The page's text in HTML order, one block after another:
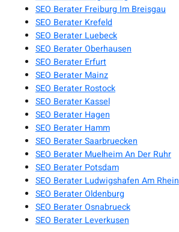
SEO Berater Freiburg Im Breisgau
SEO Berater Krefeld
SEO Berater Luebeck
SEO Berater Oberhausen
SEO Berater Erfurt
SEO Berater Mainz
SEO Berater Rostock
SEO Berater Kassel
SEO Berater Hagen
SEO Berater Hamm
SEO Berater Saarbruecken
SEO Berater Muelheim An Der Ruhr
SEO Berater Potsdam
SEO Berater Ludwigshafen Am Rhein
SEO Berater Oldenburg
SEO Berater Osnabrueck
SEO Berater Leverkusen